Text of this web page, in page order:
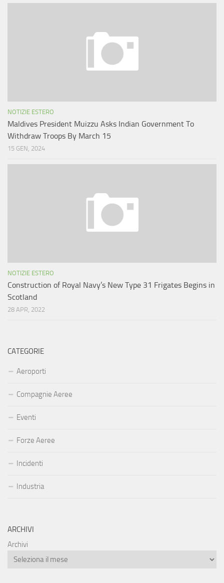
NOTIZIE ESTERO
Maldives President Muizzu Asks Indian Government To
Withdraw Troops By March 15
15 GEN, 2024
NOTIZIE ESTERO
Construction of Royal Navy’s New Type 31 Frigates Begins in
Scotland
28 APR, 2022
CATEGORIE
Aeroporti
Compagnie Aeree
Eventi
Forze Aeree
Incidenti
Industria
ARCHIVI
Archivi